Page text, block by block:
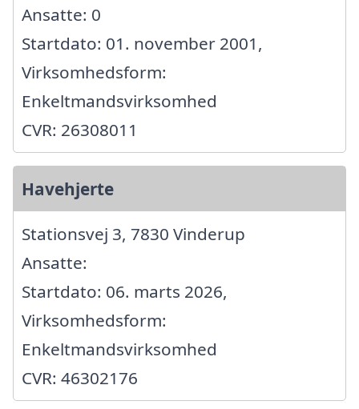
Ansatte: 0
Startdato: 01. november 2001,
Virksomhedsform:
Enkeltmandsvirksomhed
CVR: 26308011
Havehjerte
Stationsvej 3, 7830 Vinderup
Ansatte:
Startdato: 06. marts 2026,
Virksomhedsform:
Enkeltmandsvirksomhed
CVR: 46302176